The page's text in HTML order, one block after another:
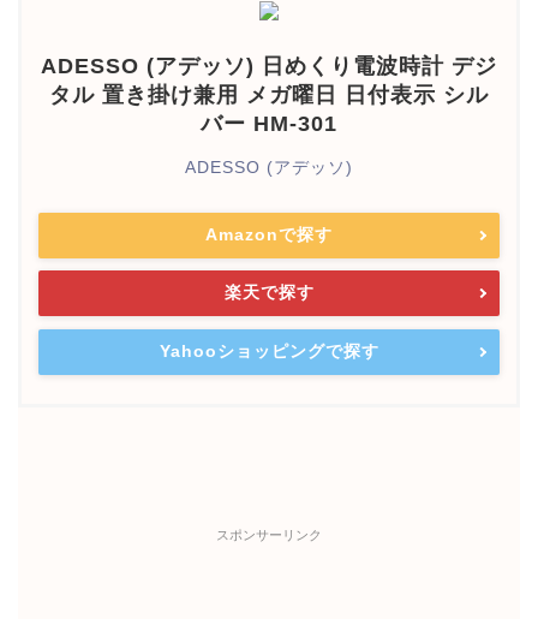
ADESSO (アデッソ) 日めくり電波時計 デジ
タル 置き掛け兼用 メガ曜日 日付表示 シル
バー HM-301
ADESSO (アデッソ)
Amazonで探す
楽天で探す
Yahooショッピングで探す
スポンサーリンク